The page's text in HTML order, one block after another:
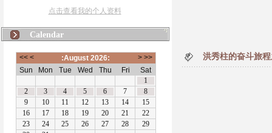
点击查看我的个人资料
Calendar
洪秀柱的奋斗旅